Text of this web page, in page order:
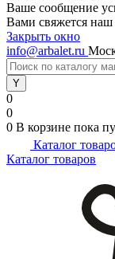
Ваше сообщение
Вами свяжется наш
Закрыть окно
info@arbalet.ru
0
0
0 В корзине пока
Каталог
Каталог товаров